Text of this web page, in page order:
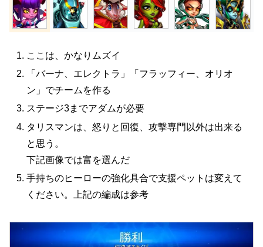
ここは、かなりムズイ
「バーナ、エレクトラ」「フラッフィー、オリオ
ン」でチームを作る
ステージ3までアダムが必要
タリスマンは、怒りと回復、攻撃専門以外は出来る
と思う。
下記画像では富を選んだ
手持ちのヒーローの強化具合で支援ペットは変えて
ください。上記の編成は参考